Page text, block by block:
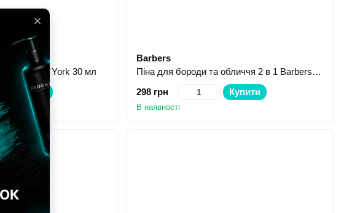
New York 30 мл
Купити
Barbers
Піна для бороди та обличчя 2 в 1 Barbers Seattle 200 мл
298 грн
Купити
В наявності